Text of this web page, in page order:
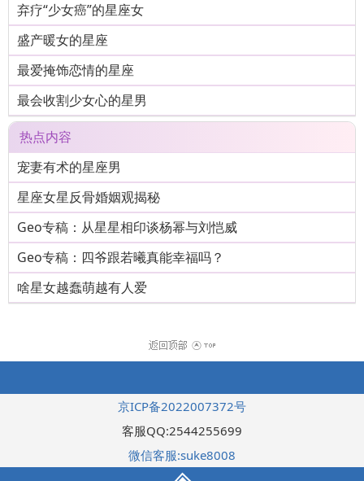
弃疗“少女癌”的星座女
盛产暖女的星座
最爱掩饰恋情的星座
最会收割少女心的星男
热点内容
宠妻有术的星座男
星座女星反骨婚姻观揭秘
Geo专稿：从星星相印谈杨幂与刘恺威
Geo专稿：四爷跟若曦真能幸福吗？
啥星女越蠢萌越有人爱
京ICP备2022007372号
客服QQ:2544255699
微信客服:suke8008